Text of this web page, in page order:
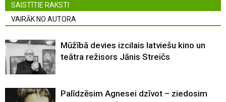
SAISTĪTIE RAKSTI
VAIRĀK NO AUTORA
Mūžībā devies izcilais latviešu kino un
teātra režisors Jānis Streičs
Palīdzēsim Agnesei dzīvot – ziedosim